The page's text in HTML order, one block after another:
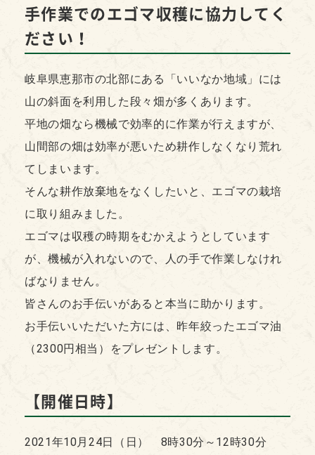
手作業でのエゴマ収穫に協力してく
ださい！
岐阜県恵那市の北部にある「いいなか地域」には
山の斜面を利用した段々畑が多くあります。
平地の畑なら機械で効率的に作業が行えますが、
山間部の畑は効率が悪いため耕作しなくなり荒れ
てしまいます。
そんな耕作放棄地をなくしたいと、エゴマの栽培
に取り組みました。
エゴマは収穫の時期をむかえようとしています
が、機械が入れないので、人の手で作業しなけれ
ばなりません。
皆さんのお手伝いがあると本当に助かります。
お手伝いいただいた方には、昨年絞ったエゴマ油
（2300円相当）をプレゼントします。
【開催日時】
2021年10月24日（日） 8時30分～12時30分